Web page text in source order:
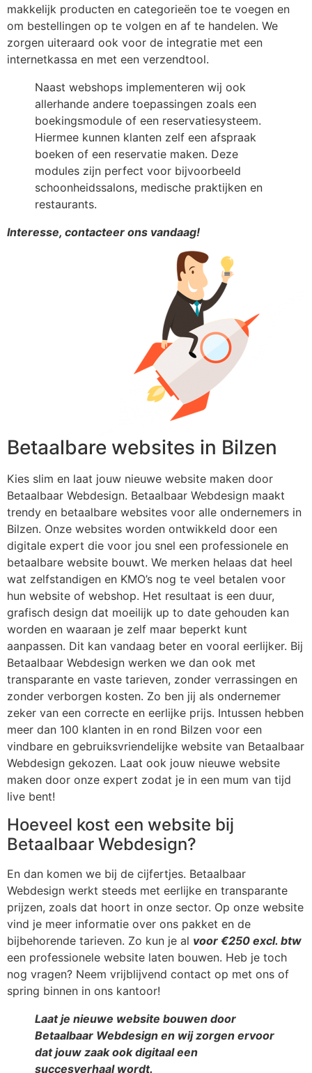
makkelijk producten en categorieën toe te voegen en
om bestellingen op te volgen en af te handelen. We
zorgen uiteraard ook voor de integratie met een
internetkassa en met een verzendtool.
Naast webshops implementeren wij ook
allerhande andere toepassingen zoals een
boekingsmodule of een reservatiesysteem.
Hiermee kunnen klanten zelf een afspraak
boeken of een reservatie maken. Deze
modules zijn perfect voor bijvoorbeeld
schoonheidssalons, medische praktijken en
restaurants.
Interesse, contacteer ons vandaag!
Betaalbare websites in Bilzen
Kies slim en laat jouw nieuwe website maken door
Betaalbaar Webdesign. Betaalbaar Webdesign maakt
trendy en betaalbare websites voor alle ondernemers in
Bilzen. Onze websites worden ontwikkeld door een
digitale expert die voor jou snel een professionele en
betaalbare website bouwt. We merken helaas dat heel
wat zelfstandigen en KMO’s nog te veel betalen voor
hun website of webshop. Het resultaat is een duur,
grafisch design dat moeilijk up to date gehouden kan
worden en waaraan je zelf maar beperkt kunt
aanpassen. Dit kan vandaag beter en vooral eerlijker. Bij
Betaalbaar Webdesign werken we dan ook met
transparante en vaste tarieven, zonder verrassingen en
zonder verborgen kosten. Zo ben jij als ondernemer
zeker van een correcte en eerlijke prijs. Intussen hebben
meer dan 100 klanten in en rond Bilzen voor een
vindbare en gebruiksvriendelijke website van Betaalbaar
Webdesign gekozen. Laat ook jouw nieuwe website
maken door onze expert zodat je in een mum van tijd
live bent!
Hoeveel kost een website bij
Betaalbaar Webdesign?
En dan komen we bij de cijfertjes. Betaalbaar
Webdesign werkt steeds met eerlijke en transparante
prijzen, zoals dat hoort in onze sector. Op onze website
vind je meer informatie over ons pakket en de
bijbehorende tarieven. Zo kun je al voor €250 excl. btw
een professionele website laten bouwen. Heb je toch
nog vragen? Neem vrijblijvend contact op met ons of
spring binnen in ons kantoor!
Laat je nieuwe website bouwen door
Betaalbaar Webdesign en wij zorgen ervoor
dat jouw zaak ook digitaal een
succesverhaal wordt.